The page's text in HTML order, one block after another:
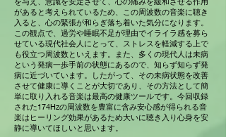
があると考えられているため、この周波数の音楽に聴き
入ると、心の緊張が和らぎ落ち着いた気分になります。
この観点で、過労や睡眠不足が理由でイライラ感を募ら
せている現代社会人にとって、ストレスを軽減する上で
も役立つ周波数といえます。また、多くの現代人は未病
という発病一歩手前の状態にあるので、知らず知らず発
病に近づいています。したがって、その未病状態を改善
させて健康に導くことが大切であり、その方法として簡
単に取り入れる音楽は最高の健康ツールです。今回収録
された174Hzの周波数を豊富に含み安心感が得られる音
楽はヒーリング効果があるため大いに聴き入り心身を安
静に導いてほしいと思います。